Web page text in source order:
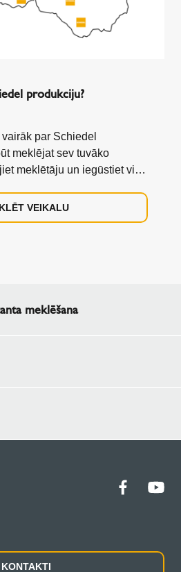
produkciju?
par Schiedel
meklējat sev tuvāko
meklētāju un iegūstiet visu
VEIKALU
meklēšana
KONTAKTI